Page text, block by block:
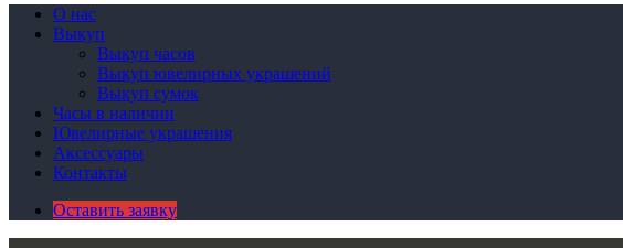
О нас
Выкуп
Выкуп часов
Выкуп ювелирных украшений
Выкуп сумок
Часы в наличии
Ювелирные украшения
Аксессуары
Контакты
Оставить заявку